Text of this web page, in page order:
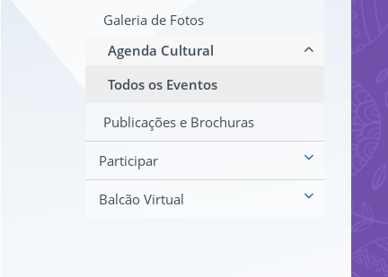
Galeria de Fotos
Agenda Cultural
Todos os Eventos
Publicações e Brochuras
Participar
Balcão Virtual